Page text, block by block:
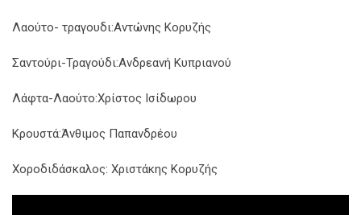
Λαούτο- τραγουδι:Αντώνης Κορυζής
Σαντούρι-Τραγούδι:Ανδρεανή Κυπριανού
Λάφτα-Λαούτο:Χρίστος Ισίδωρου
Κρουστά:Άνθιμος Παπανδρέου
Χοροδιδάσκαλος: Χριστάκης Κορυζής